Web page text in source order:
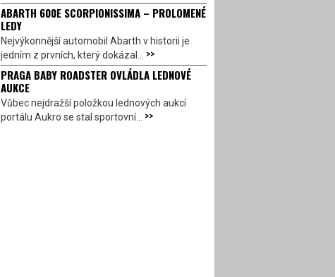
ABARTH 600E SCORPIONISSIMA – PROLOMENÉ
LEDY
Nejvýkonnější automobil Abarth v historii je
jedním z prvních, který dokázal... >>
PRAGA BABY ROADSTER OVLÁDLA LEDNOVÉ
AUKCE
Vůbec nejdražší položkou lednových aukcí
portálu Aukro se stal sportovní... >>